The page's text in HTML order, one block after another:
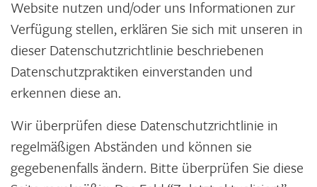
Website nutzen und/oder uns Informationen zur
Verfügung stellen, erklären Sie sich mit unseren in
dieser Datenschutzrichtlinie beschriebenen
Datenschutzpraktiken einverstanden und
erkennen diese an.
Wir überprüfen diese Datenschutzrichtlinie in
regelmäßigen Abständen und können sie
gegebenenfalls ändern. Bitte überprüfen Sie diese